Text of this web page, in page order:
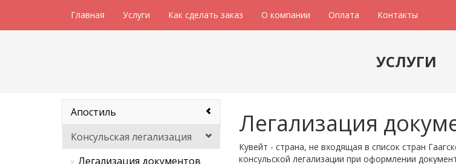
Главная Услуги Как сделать заказ О компании Оплата Контакты
УСЛУГИ
Апостиль
Консульская легализация
Легализация документов
Легализация
Кувейт - страна, не входящая в список стран
консульской легализации при оформлении